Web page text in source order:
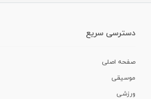
دسترسی سریع
صفحه اصلی
موسیقی
ورزشی